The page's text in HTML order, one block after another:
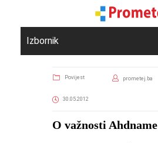
Izbornik
Povijest prometej.ba
30.05.2012
O važnosti Ahdname